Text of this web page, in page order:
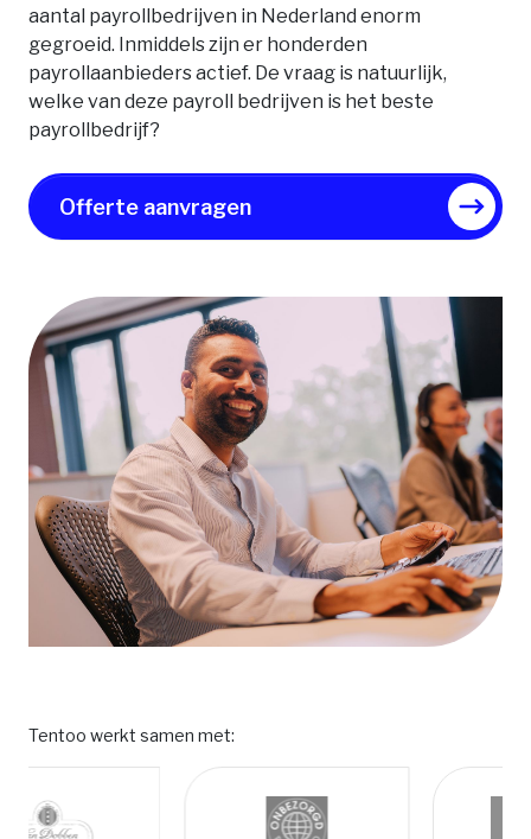
aantal payrollbedrijven in Nederland enorm
gegroeid. Inmiddels zijn er honderden
payrollaanbieders actief. De vraag is natuurlijk,
welke van deze payroll bedrijven is het beste
payrollbedrijf?
Offerte aanvragen
Tentoo werkt samen met: